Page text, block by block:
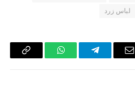
لباس زرد
Email
Telegram
WhatsApp
Copy